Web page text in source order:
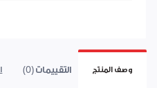
وصف المنتج التقييمات (0)